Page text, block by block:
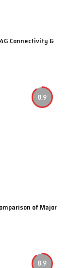
Connectivity &
8.9
of Major
8.9